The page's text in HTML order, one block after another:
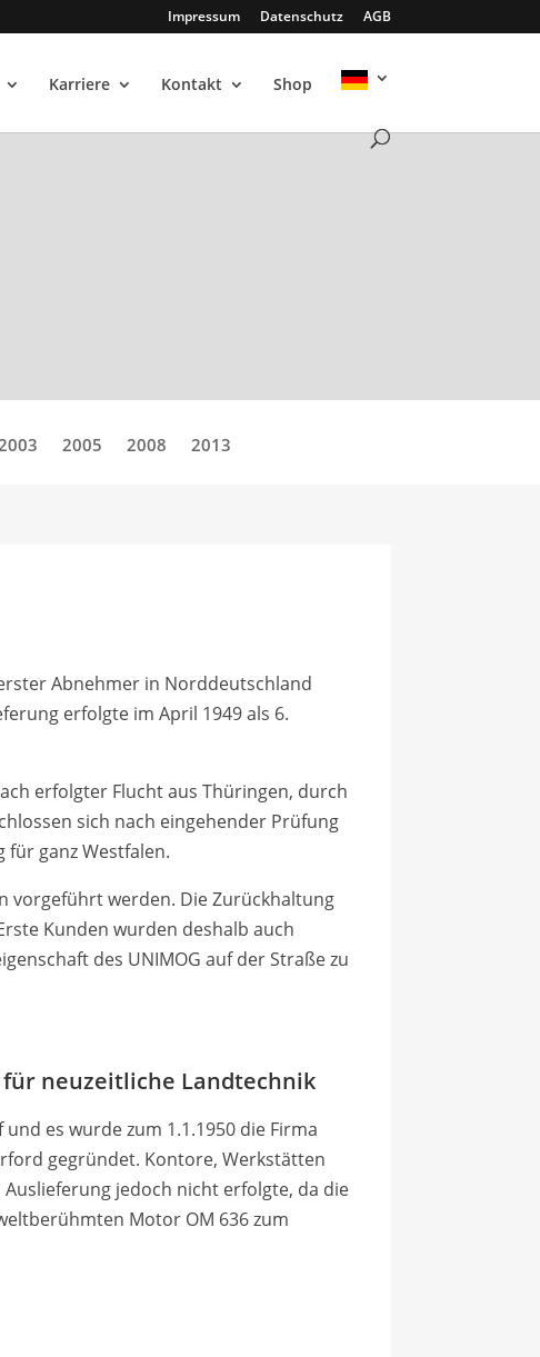
Impressum Datenschutz AGB
Karriere Kontakt Shop
2005 2008 2013
Abnehmer in Norddeutschland
erfolgte im April 1949 als 6.
erfolgter Flucht aus Thüringen, durch
sich nach eingehender Prüfung
ganz Westfalen.
vorgeführt werden. Die Zu­rückhaltung
Kunden wurden deshalb auch
des UNIMOG auf der Straße zu
neuzeitliche Landtechnik
es wurde zum 1.1.1950 die Firma
gegründet. Kontore, Werkstätten
jedoch nicht erfolgte, da die
Motor OM 636 zum